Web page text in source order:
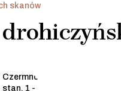
skanów
Czermno,
stan. 1 -